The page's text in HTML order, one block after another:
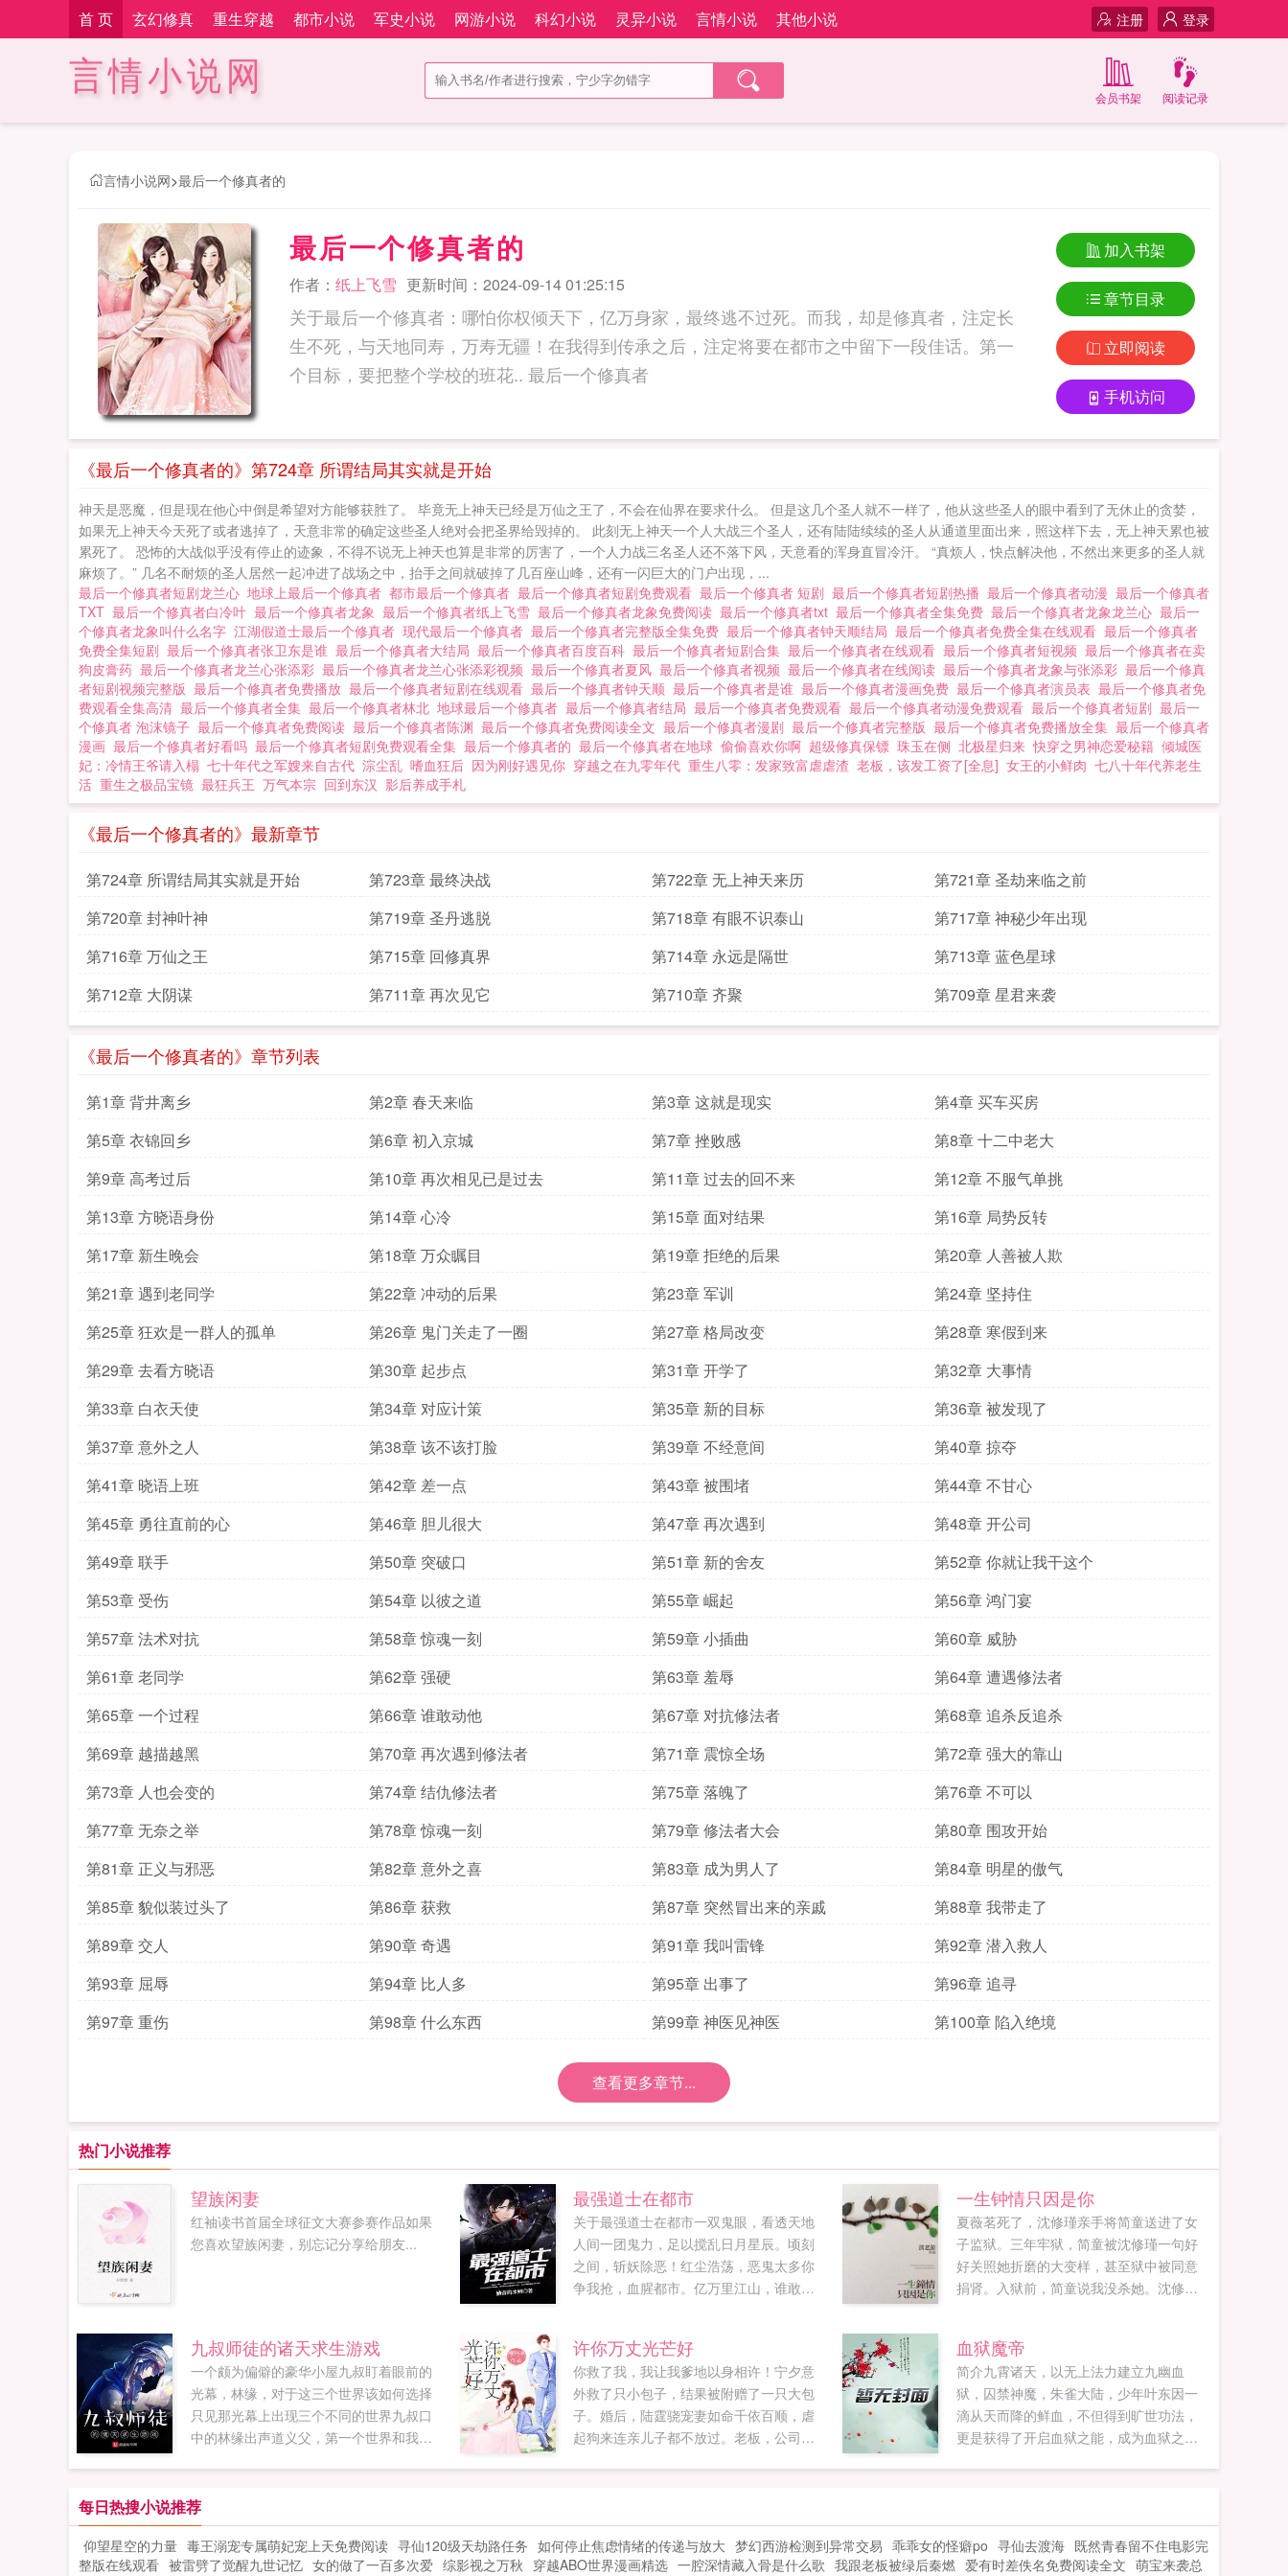
首 页 玄幻修真 重生穿越 都市小说 军史小说 网游小说 科幻小说 灵异小说 言情小说 其他小说 登录
注册
言情小说网 阅读记录
会员书架
言情小说网>最后一个修真者的
最后一个修真者的
作者： 纸上飞雪 更新时间：2024-09-14 01:25:15
关于最后一个修真者：哪怕你权倾天下，亿万身家，最终逃不过死。而我，却是修真者，注定长
生不死，与天地同寿，万寿无疆！在我得到传承之后，注定将要在都市之中留下一段佳话。第一
个目标，要把整个学校的班花.. 最后一个修真者
加入书架
章节目录
立即阅读
手机访问
《最后一个修真者的》第724章 所谓结局其实就是开始
神天是恶魔，但是现在他心中倒是希望对方能够获胜了。 毕竟无上神天已经是万仙之王了，不会在仙界在要求什么。 但是这几个圣人就不一样了，他从这些圣人的眼中看到了无休止的贪婪，
如果无上神天今天死了或者逃掉了，天意非常的确定这些圣人绝对会把圣界给毁掉的。 此刻无上神天一个人大战三个圣人，还有陆陆续续的圣人从通道里面出来，照这样下去，无上神天累也被
累死了。 恐怖的大战似乎没有停止的迹象，不得不说无上神天也算是非常的厉害了，一个人力战三名圣人还不落下风，天意看的浑身直冒冷汗。 “真烦人，快点解决他，不然出来更多的圣人就
麻烦了。” 几名不耐烦的圣人居然一起冲进了战场之中，抬手之间就破掉了几百座山峰，还有一闪巨大的门户出现，...
最后一个修真者短剧龙兰心 地球上最后一个修真者 都市最后一个修真者 最后一个修真者短剧免费观看 最后一个修真者 短剧 最后一个修真者短剧热播 最后一个修真者动漫 最后一个修真者
TXT 最后一个修真者白冷叶 最后一个修真者龙象 最后一个修真者纸上飞雪 最后一个修真者龙象免费阅读 最后一个修真者txt 最后一个修真者全集免费 最后一个修真者龙象龙兰心 最后一
个修真者龙象叫什么名字 江湖假道士最后一个修真者 现代最后一个修真者 最后一个修真者完整版全集免费 最后一个修真者钟天顺结局 最后一个修真者免费全集在线观看 最后一个修真者
免费全集短剧 最后一个修真者张卫东是谁 最后一个修真者大结局 最后一个修真者百度百科 最后一个修真者短剧合集 最后一个修真者在线观看 最后一个修真者短视频 最后一个修真者在卖
狗皮膏药 最后一个修真者龙兰心张添彩 最后一个修真者龙兰心张添彩视频 最后一个修真者夏风 最后一个修真者视频 最后一个修真者在线阅读 最后一个修真者龙象与张添彩 最后一个修真
者短剧视频完整版 最后一个修真者免费播放 最后一个修真者短剧在线观看 最后一个修真者钟天顺 最后一个修真者是谁 最后一个修真者漫画免费 最后一个修真者演员表 最后一个修真者免
费观看全集高清 最后一个修真者全集 最后一个修真者林北 地球最后一个修真者 最后一个修真者结局 最后一个修真者免费观看 最后一个修真者动漫免费观看 最后一个修真者短剧 最后一
个修真者 泡沫镜子 最后一个修真者免费阅读 最后一个修真者陈渊 最后一个修真者免费阅读全文 最后一个修真者漫剧 最后一个修真者完整版 最后一个修真者免费播放全集 最后一个修真者
漫画 最后一个修真者好看吗 最后一个修真者短剧免费观看全集 最后一个修真者的 最后一个修真者在地球 偷偷喜欢你啊 超级修真保镖 珠玉在侧 北极星归来 快穿之男神恋爱秘籍 倾城医
妃：冷情王爷请入榻 七十年代之军嫂来自古代 淙尘乱 嗜血狂后 因为刚好遇见你 穿越之在九零年代 重生八零：发家致富虐虐渣 老板，该发工资了[全息] 女王的小鲜肉 七八十年代养老生
活 重生之极品宝镜 最狂兵王 万气本宗 回到东汉 影后养成手札
《最后一个修真者的》最新章节
第724章 所谓结局其实就是开始 第723章 最终决战 第722章 无上神天来历
第721章 圣劫来临之前
第720章 封神叶神
第719章 圣丹逃脱 第718章 有眼不识泰山
第717章 神秘少年出现
第716章 万仙之王
第715章 回修真界 第714章 永远是隔世
第713章 蓝色星球
第712章 大阴谋
第711章 再次见它 第710章 齐聚 第709章 星君来袭
《最后一个修真者的》章节列表
第1章 背井离乡 第2章 春天来临 第3章 这就是现实
第4章 买车买房
第5章 衣锦回乡
第6章 初入京城 第7章 挫败感
第8章 十二中老大
第9章 高考过后
第10章 再次相见已是过去 第11章 过去的回不来
第12章 不服气单挑
第13章 方晓语身份
第14章 心冷 第15章 面对结果
第16章 局势反转
第17章 新生晚会
第18章 万众瞩目 第19章 拒绝的后果
第20章 人善被人欺
第21章 遇到老同学
第22章 冲动的后果 第23章 军训
第24章 坚持住
第25章 狂欢是一群人的孤单
第26章 鬼门关走了一圈 第27章 格局改变
第28章 寒假到来
第29章 去看方晓语
第30章 起步点 第31章 开学了
第32章 大事情
第33章 白衣天使
第34章 对应计策 第35章 新的目标
第36章 被发现了
第37章 意外之人
第38章 该不该打脸 第39章 不经意间
第40章 掠夺
第41章 晓语上班
第42章 差一点 第43章 被围堵
第44章 不甘心
第45章 勇往直前的心
第46章 胆儿很大 第47章 再次遇到
第48章 开公司
第49章 联手
第50章 突破口 第51章 新的舍友
第52章 你就让我干这个
第53章 受伤
第54章 以彼之道 第55章 崛起
第56章 鸿门宴
第57章 法术对抗
第58章 惊魂一刻 第59章 小插曲
第60章 威胁
第61章 老同学
第62章 强硬 第63章 羞辱
第64章 遭遇修法者
第65章 一个过程
第66章 谁敢动他 第67章 对抗修法者
第68章 追杀反追杀
第69章 越描越黑
第70章 再次遇到修法者 第71章 震惊全场
第72章 强大的靠山
第73章 人也会变的
第74章 结仇修法者 第75章 落魄了
第76章 不可以
第77章 无奈之举
第78章 惊魂一刻 第79章 修法者大会
第80章 围攻开始
第81章 正义与邪恶
第82章 意外之喜 第83章 成为男人了
第84章 明星的傲气
第85章 貌似装过头了
第86章 获救 第87章 突然冒出来的亲戚
第88章 我带走了
第89章 交人
第90章 奇遇 第91章 我叫雷锋
第92章 潜入救人
第93章 屈辱
第94章 比人多 第95章 出事了
第96章 追寻
第97章 重伤
第98章 什么东西 第99章 神医见神医 第100章 陷入绝境
查看更多章节...
热门小说推荐
望族闲妻
红袖读书首届全球征文大赛参赛作品如果
您喜欢望族闲妻，别忘记分享给朋友...
最强道士在都市
关于最强道士在都市一双鬼眼，看透天地
人间一团鬼力，足以搅乱日月星辰。顷刻
之间，斩妖除恶！红尘浩荡，恶鬼太多你
争我抢，血腥都市。亿万里江山，谁敢纵
一生钟情只因是你
夏薇茗死了，沈修瑾亲手将简童送进了女
子监狱。三年牢狱，简童被沈修瑾一句好
好关照她折磨的大变样，甚至狱中被同意
捐肾。入狱前，简童说我没杀她。沈修瑾
九叔师徒的诸天求生游戏
一个颇为偏僻的豪华小屋九叔盯着眼前的
光幕，林缘，对于这三个世界该如何选择
只见那光幕上出现三个不同的世界九叔口
中的林缘出声道义父，第一个世界和我们
第三个世界。林缘听了便是一个哆嗦，他
知道自家师兄神坑，但是平时坑就算了，
现在这种情况还坑如果您喜欢九叔师徒的
诸天求生游戏，别忘记分享给朋友...
许你万丈光芒好
你救了我，我让我爹地以身相许！宁夕意
外救了只小包子，结果被附赠了一只大包
子。婚后，陆霆骁宠妻如命千依百顺，虐
起狗来连亲儿子都不放过。老板，公司真
子。粑粑，谢谢你给小宝买的大熊！那是
买给你妈妈的。老公，这个剧本我特别喜
欢，我可以接吗？陆霆骁神色淡定可以。
血狱魔帝
简介九霄诸天，以无上法力建立九幽血
狱，囚禁神魔，朱雀大陆，少年叶东因一
滴从天而降的鲜血，不但得到旷世功法，
更是获得了开启血狱之能，成为血狱之
每日热搜小说推荐
仰望星空的力量 毒王溺宠专属萌妃宠上天免费阅读 寻仙120级天劫路任务 如何停止焦虑情绪的传递与放大 梦幻西游检测到异常交易 乖乖女的怪癖po 寻仙去渡海 既然青春留不住电影完
整版在线观看 被雷劈了觉醒九世记忆 女的做了一百多次爱 综影视之万秋 穿越ABO世界漫画精选 一腔深情藏入骨是什么歌 我跟老板被绿后秦燃 爱有时差佚名免费阅读全文 萌宝来袭总